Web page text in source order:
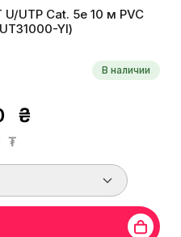
UTP Cat. 5e 10 м PVC
Yl)
В наличии
₴
₮